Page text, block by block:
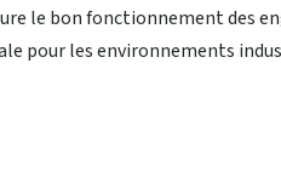
le bon fonctionnement des
pour les environnements